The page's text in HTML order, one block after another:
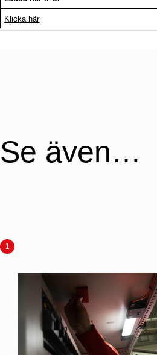
Klicka här
Se även…